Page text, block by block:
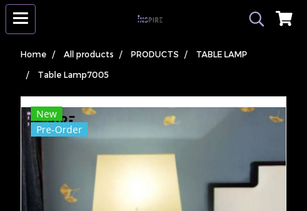
Home All products PRODUCTS TABLE LAMP
Table Lamp7005
New
Pre-Order